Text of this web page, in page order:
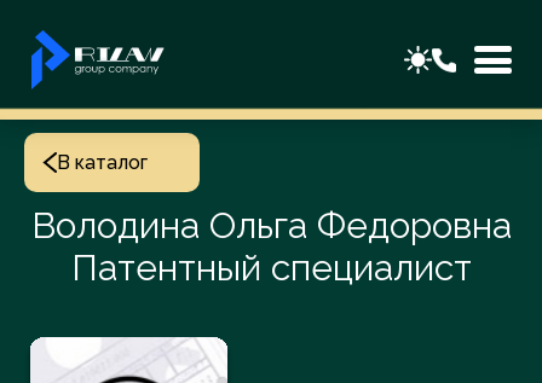
В каталог
Володина Ольга Федоровна
Патентный специалист